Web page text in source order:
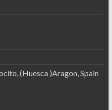
(Huesca )Aragon, Spain